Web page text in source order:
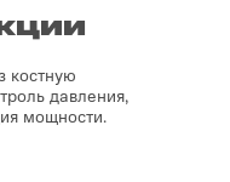
костную
давления,
мощности.